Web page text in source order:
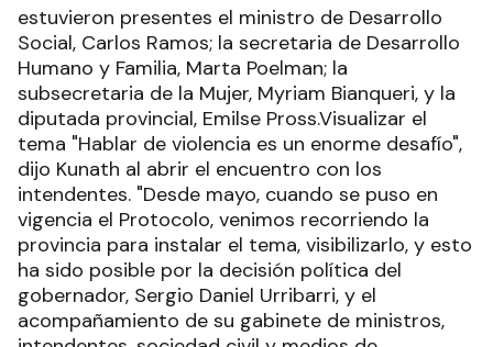
estuvieron presentes el ministro de Desarrollo
Social, Carlos Ramos; la secretaria de Desarrollo
Humano y Familia, Marta Poelman; la
subsecretaria de la Mujer, Myriam Bianqueri, y la
diputada provincial, Emilse Pross.Visualizar el
tema "Hablar de violencia es un enorme desafío",
dijo Kunath al abrir el encuentro con los
intendentes. "Desde mayo, cuando se puso en
vigencia el Protocolo, venimos recorriendo la
provincia para instalar el tema, visibilizarlo, y esto
ha sido posible por la decisión política del
gobernador, Sergio Daniel Urribarri, y el
acompañamiento de su gabinete de ministros,